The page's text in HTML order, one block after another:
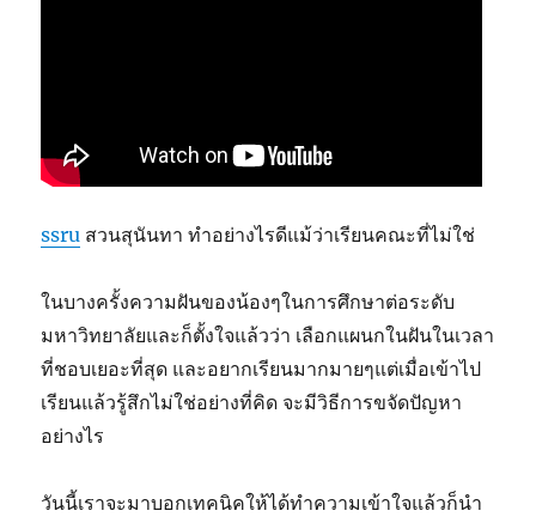
ssru สวนสุนันทา ทำอย่างไรดีแม้ว่าเรียนคณะที่ไม่ใช่
ในบางครั้งความฝันของน้องๆในการศึกษาต่อระดับ
มหาวิทยาลัยและก็ตั้งใจแล้วว่า เลือกแผนกในฝันในเวลา
ที่ชอบเยอะที่สุด และอยากเรียนมากมายๆแต่เมื่อเข้าไป
เรียนแล้วรู้สึกไม่ใช่อย่างที่คิด จะมีวิธีการขจัดปัญหา
อย่างไร
วันนี้เราจะมาบอกเทคนิคให้ได้ทำความเข้าใจแล้วก็นำ